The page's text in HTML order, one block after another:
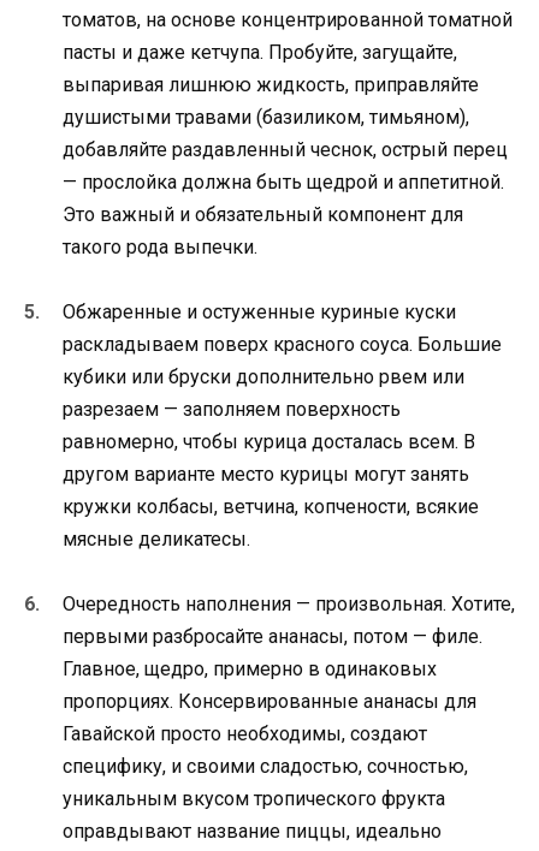
томатов, на основе концентрированной томатной
пасты и даже кетчупа. Пробуйте, загущайте,
выпаривая лишнюю жидкость, приправляйте
душистыми травами (базиликом, тимьяном),
добавляйте раздавленный чеснок, острый перец
— прослойка должна быть щедрой и аппетитной.
Это важный и обязательный компонент для
такого рода выпечки.
Обжаренные и остуженные куриные куски
раскладываем поверх красного соуса. Большие
кубики или бруски дополнительно рвем или
разрезаем — заполняем поверхность
равномерно, чтобы курица досталась всем. В
другом варианте место курицы могут занять
кружки колбасы, ветчина, копчености, всякие
мясные деликатесы.
Очередность наполнения — произвольная. Хотите,
первыми разбросайте ананасы, потом — филе.
Главное, щедро, примерно в одинаковых
пропорциях. Консервированные ананасы для
Гавайской просто необходимы, создают
специфику, и своими сладостью, сочностью,
уникальным вкусом тропического фрукта
оправдывают название пиццы, идеально